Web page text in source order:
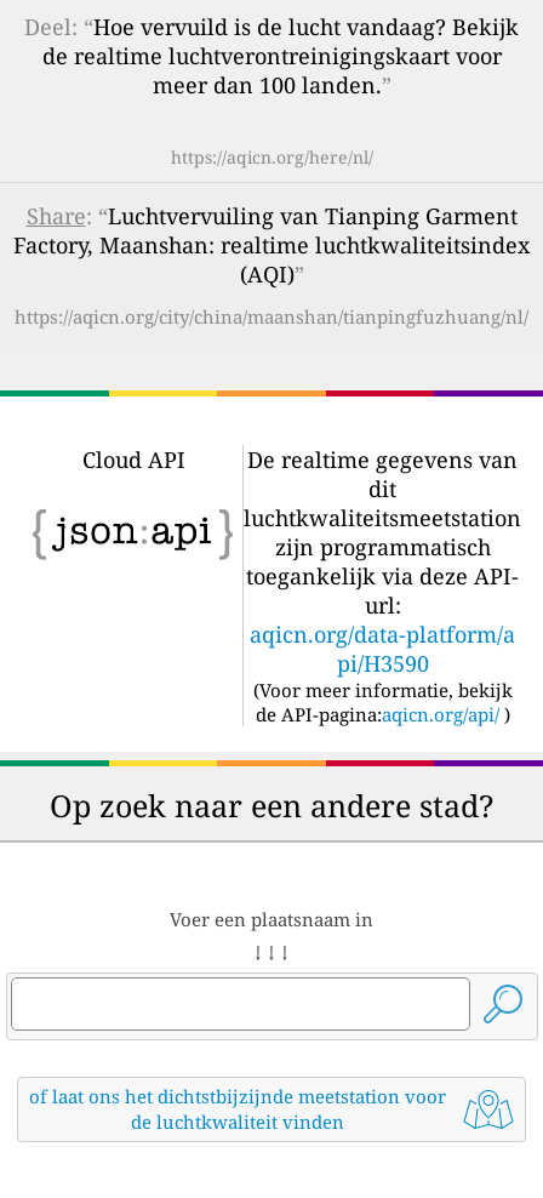
Deel: “Hoe vervuild is de lucht vandaag? Bekijk
de realtime luchtverontreinigingskaart voor
meer dan 100 landen.”
https://aqicn.org/here/nl/
Share: “Luchtvervuiling van Tianping Garment
Factory, Maanshan: realtime luchtkwaliteitsindex
(AQI)”
https://aqicn.org/city/china/maanshan/tianpingfuzhuang/nl/
Cloud API
De realtime gegevens van
dit
luchtkwaliteitsmeetstation
zijn programmatisch
toegankelijk via deze API-
url:
aqicn.org/data-platform/a
pi/H3590
(Voor meer informatie, bekijk
de API-pagina:aqicn.org/api/ )
Op zoek naar een andere stad?
Voer een plaatsnaam in
↓ ↓ ↓
of laat ons het dichtstbijzijnde meetstation voor
de luchtkwaliteit vinden